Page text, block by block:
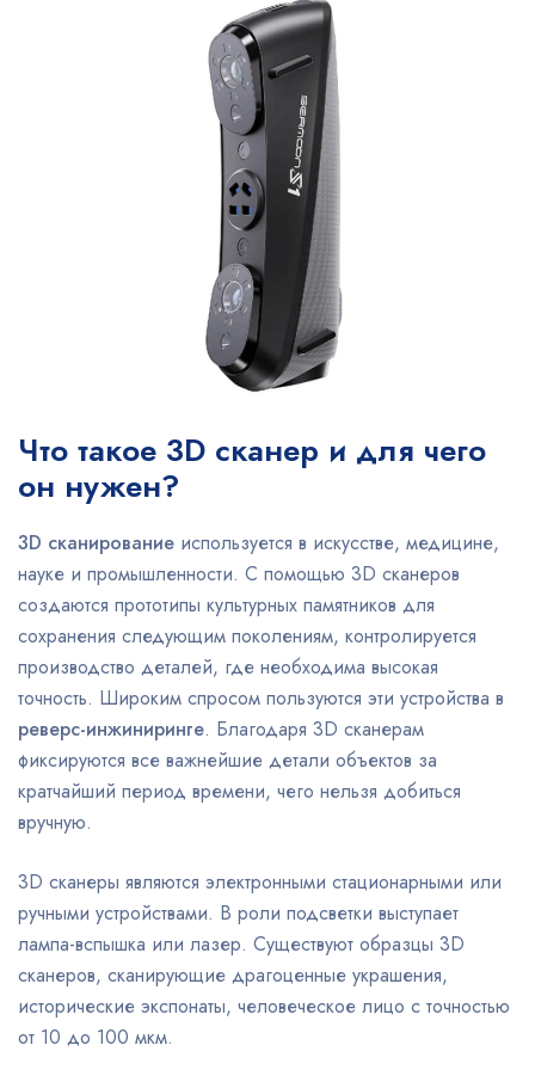
Что такое 3D сканер и для чего
он нужен?
3D сканирование используется в искусстве, медицине,
науке и промышленности. С помощью 3D сканеров
создаются прототипы культурных памятников для
сохранения следующим поколениям, контролируется
производство деталей, где необходима высокая
точность. Широким спросом пользуются эти устройства в
реверс-инжиниринге. Благодаря 3D сканерам
фиксируются все важнейшие детали объектов за
кратчайший период времени, чего нельзя добиться
вручную.
3D сканеры являются электронными стационарными или
ручными устройствами. В роли подсветки выступает
лампа-вспышка или лазер. Существуют образцы 3D
сканеров, сканирующие драгоценные украшения,
исторические экспонаты, человеческое лицо с точностью
от 10 до 100 мкм.